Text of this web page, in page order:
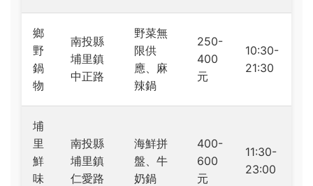
鄉
野
鍋
物
南投縣
埔里鎮
中正路
野菜無
限供
應、麻
辣鍋
250-
400
元
10:30-
21:30
埔
里
鮮
味
南投縣
埔里鎮
仁愛路
海鮮拼
盤、牛
奶鍋
400-
600
元
11:30-
23:00